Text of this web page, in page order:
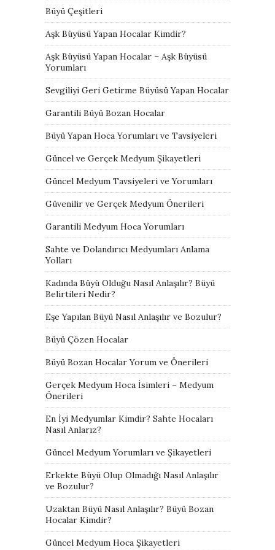
Büyü Çeşitleri
Aşk Büyüsü Yapan Hocalar Kimdir?
Aşk Büyüsü Yapan Hocalar – Aşk Büyüsü
Yorumları
Sevgiliyi Geri Getirme Büyüsü Yapan Hocalar
Garantili Büyü Bozan Hocalar
Büyü Yapan Hoca Yorumları ve Tavsiyeleri
Güncel ve Gerçek Medyum Şikayetleri
Güncel Medyum Tavsiyeleri ve Yorumları
Güvenilir ve Gerçek Medyum Önerileri
Garantili Medyum Hoca Yorumları
Sahte ve Dolandırıcı Medyumları Anlama
Yolları
Kadında Büyü Olduğu Nasıl Anlaşılır? Büyü
Belirtileri Nedir?
Eşe Yapılan Büyü Nasıl Anlaşılır ve Bozulur?
Büyü Çözen Hocalar
Büyü Bozan Hocalar Yorum ve Önerileri
Gerçek Medyum Hoca İsimleri – Medyum
Önerileri
En İyi Medyumlar Kimdir? Sahte Hocaları
Nasıl Anlarız?
Güncel Medyum Yorumları ve Şikayetleri
Erkekte Büyü Olup Olmadığı Nasıl Anlaşılır
ve Bozulur?
Uzaktan Büyü Nasıl Anlaşılır? Büyü Bozan
Hocalar Kimdir?
Güncel Medyum Hoca Şikayetleri